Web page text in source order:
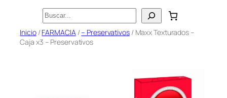
contenido
Buscar
Inicio/FARMACIA/– Preservativos/ Maxx Texturados –
Caja x3 – Preservativos